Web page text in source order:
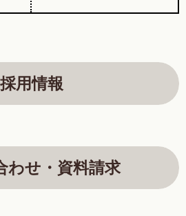
採用情報
わせ・資料請求